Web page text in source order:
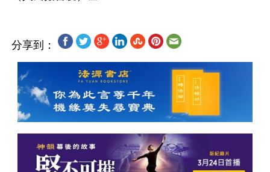
分享到：